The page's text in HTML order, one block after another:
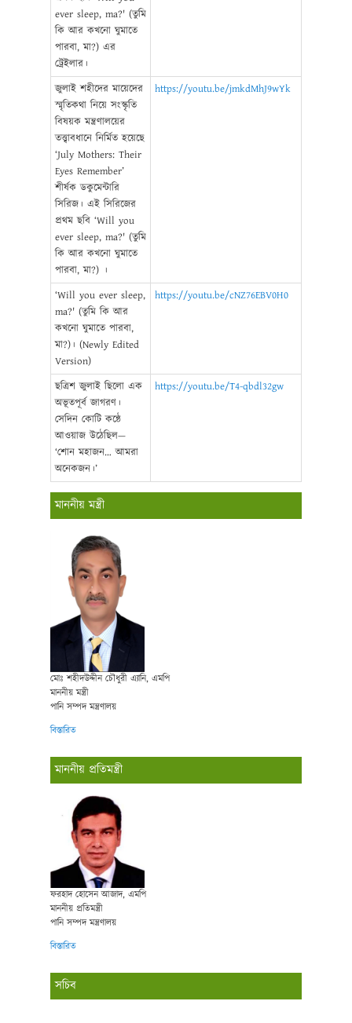
ever sleep, ma?' (তুমি
কি আর কখনো ঘুমাতে
পারবা, মা?) এর
ট্রেইলার।
জুলাই শহীদের মায়েদের
স্মৃতিকথা নিয়ে সংস্কৃতি
বিষয়ক মন্ত্রণালয়ের
তত্ত্বাবধানে নির্মিত হয়েছে
‘July Mothers: Their
Eyes Remember’
শীর্ষক ডকুমেন্টারি
সিরিজ। এই সিরিজের
প্রথম ছবি ‘Will you
ever sleep, ma?' (তুমি
কি আর কখনো ঘুমাতে
পারবা, মা?) ।
https://youtu.be/jmkdMhJ9wYk
‘Will you ever sleep,
ma?' (তুমি কি আর
কখনো ঘুমাতে পারবা,
মা?)। (Newly Edited
Version)
https://youtu.be/cNZ76EBV0H0
ছত্রিশ জুলাই ছিলো এক
অভূতপূর্ব জাগরণ।
সেদিন কোটি কন্ঠে
আওয়াজ উঠেছিল—
‘শোন মহাজন… আমরা
অনেকজন।’
https://youtu.be/T4-qbdl32gw
মাননীয় মন্ত্রী
মোঃ শহীদউদ্দীন চৌধুরী এ্যানি, এমপি
মাননীয় মন্ত্রী
পানি সম্পদ মন্ত্রণালয়
বিস্তারিত
মাননীয় প্রতিমন্ত্রী
ফরহাদ হোসেন আজাদ, এমপি
মাননীয় প্রতিমন্ত্রী
পানি সম্পদ মন্ত্রণালয়
বিস্তারিত
সচিব